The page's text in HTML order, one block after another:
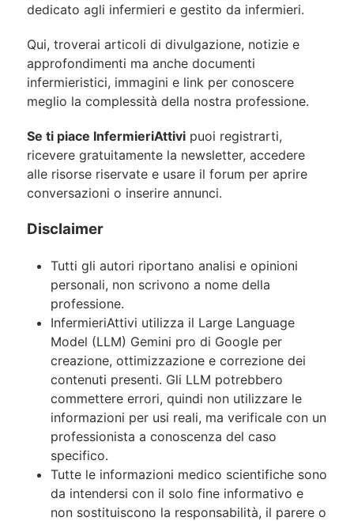
dedicato agli infermieri e gestito da infermieri.
Qui, troverai articoli di divulgazione, notizie e
approfondimenti ma anche documenti
infermieristici, immagini e link per conoscere
meglio la complessità della nostra professione.
Se ti piace InfermieriAttivi puoi registrarti,
ricevere gratuitamente la newsletter, accedere
alle risorse riservate e usare il forum per aprire
conversazioni o inserire annunci.
Disclaimer
Tutti gli autori riportano analisi e opinioni
personali, non scrivono a nome della
professione.
InfermieriAttivi utilizza il Large Language
Model (LLM) Gemini pro di Google per
creazione, ottimizzazione e correzione dei
contenuti presenti. Gli LLM potrebbero
commettere errori, quindi non utilizzare le
informazioni per usi reali, ma verificale con un
professionista a conoscenza del caso
specifico.
Tutte le informazioni medico scientifiche sono
da intendersi con il solo fine informativo e
non sostituiscono la responsabilità, il parere o